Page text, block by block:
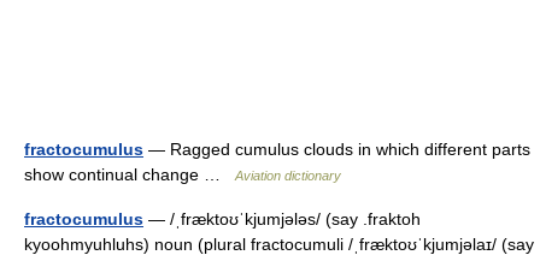
fractocumulus — Ragged cumulus clouds in which different parts
show continual change …
Aviation dictionary
fractocumulus — /ˌfræktoʊˈkjumjələs/ (say .fraktoh
kyoohmyuhluhs) noun (plural fractocumuli /ˌfræktoʊˈkjumjəlaɪ/ (say